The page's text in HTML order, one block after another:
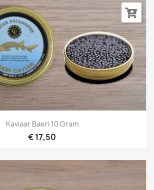
Kaviaar Baeri 10 Gram
€ 17,50